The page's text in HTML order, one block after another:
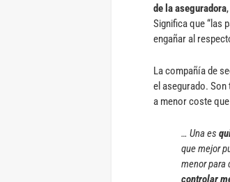
de la aseguradora
Significa que “las
engañar al
La compañía de
el asegurado.
a menor coste
… Una es
que mejor
menor para
controlar